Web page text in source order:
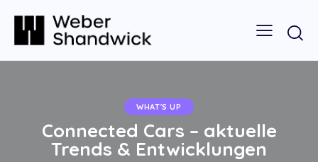
WHAT'S UP
Connected Cars – aktuelle
Trends & Entwicklungen